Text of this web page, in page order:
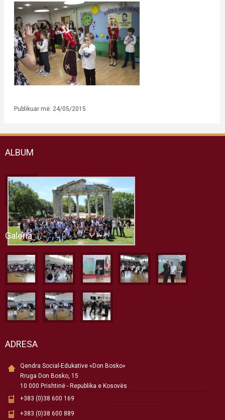
Publikuar më: 24/05/2015
ALBUM
Galeria
ADRESA
Qendra Social-Edukative «Don Bosko»
Rruga Don Bosko, 15
10 000 Prishtinë - Republika e Kosovës
+383 (0)38 600 169
+383 (0)38 600 889